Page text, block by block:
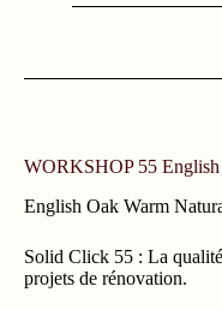
WORKSHOP 55
English Oak Warm
Solid Click 55 : La
projets de rénovation.